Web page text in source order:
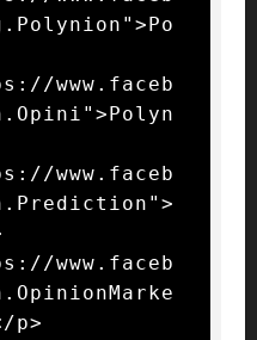
www.faceb
www.faceb
www.faceb
p>